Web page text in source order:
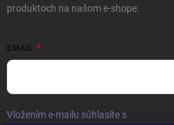
produktoch na našom e-shope.
EMAIL
Vložením e-mailu súhlasíte s